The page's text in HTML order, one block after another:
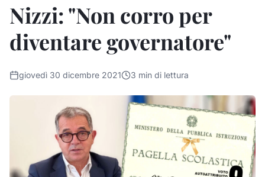
Nizzi: "Non corro per
diventare governatore"
giovedì 30 dicembre 2021 3 min di lettura